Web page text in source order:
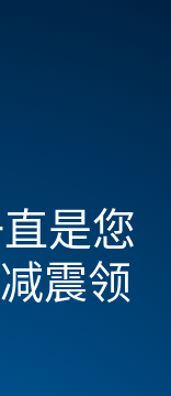
是您
震领